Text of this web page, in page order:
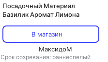
Посадочный Материал
Базилик Аромат Лимона
В магазин
МаксидоМ
Срок созревания: раннеспелый